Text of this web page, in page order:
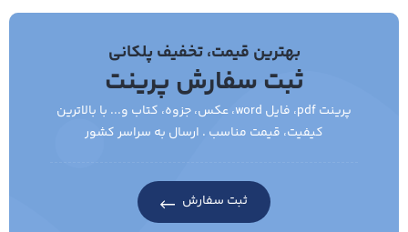
بهترین قیمت، تخفیف پلکانی
ثبت سفارش پرینت
پرینت pdf، فایل word، عکس، جزوه، کتاب و... با بالاترین
کیفیت، قیمت مناسب . ارسال به سراسر کشور
ثبت سفارش